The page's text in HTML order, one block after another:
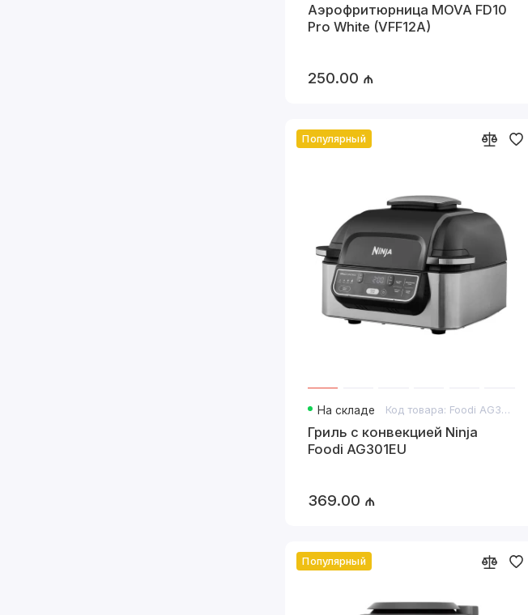
Аэрофритюрница MOVA FD10
Pro White (VFF12A)
250.00 ₼
Популярный
На складе Код товара: Foodi AG301EU
Гриль с конвекцией Ninja
Foodi AG301EU
369.00 ₼
Популярный